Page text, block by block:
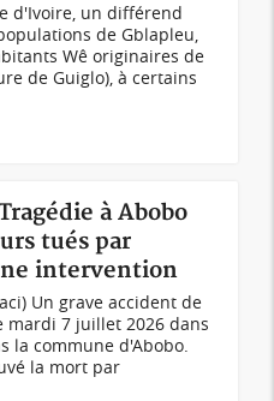
d'Ivoire, un différend
de Gblapleu,
Wê originaires de
de Guiglo), à certains
à Abobo
tués par
intervention
Un grave accident de
mardi 7 juillet 2026 dans
la commune d'Abobo.
la mort par